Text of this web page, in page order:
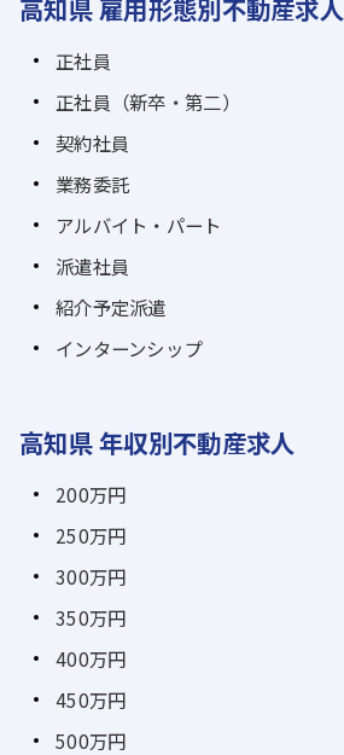
高知県 雇用形態別不動産求人
正社員
正社員（新卒・第二）
契約社員
業務委託
アルバイト・パート
派遣社員
紹介予定派遣
インターンシップ
高知県 年収別不動産求人
200万円
250万円
300万円
350万円
400万円
450万円
500万円